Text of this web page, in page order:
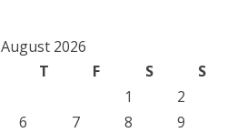
August 2026
T F S
S
1
2
6 7 8
9